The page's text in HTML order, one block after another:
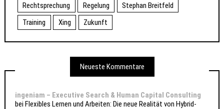
Rechtsprechung
Regelung
Stephan Breitfeld
Training
Xing Zukunft
Neueste Kommentare
ingeniam – Executive Search & Human Capital Consulting
beiFlexibles Lernen und Arbeiten: Die neue Realität von Hybrid-